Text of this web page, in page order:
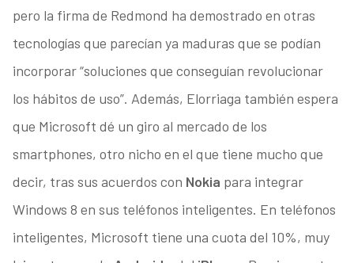
pero la firma de Redmond ha demostrado en otras
tecnologías que parecían ya maduras que se podían
incorporar “soluciones que conseguían revolucionar
los hábitos de uso”. Además, Elorriaga también espera
que Microsoft dé un giro al mercado de los
smartphones, otro nicho en el que tiene mucho que
decir, tras sus acuerdos con Nokia para integrar
Windows 8 en sus teléfonos inteligentes. En teléfonos
inteligentes, Microsoft tiene una cuota del 10%, muy